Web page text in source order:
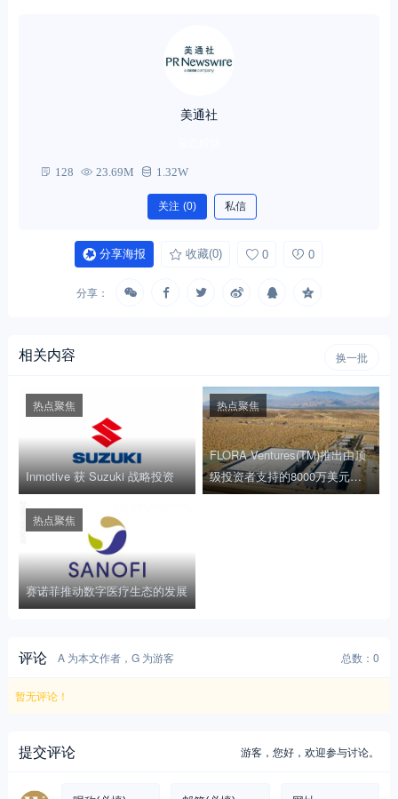
美通社
128 23.69M 1.32W
关注 (0) 私信
分享海报 收藏(0) 0 0
分享：
相关内容 换一批
Inmotive 获 Suzuki 战略投资
热点聚焦
FLORA Ventures(TM)推出由顶
级投资者支持的8000万美元基
金
热点聚焦
赛诺菲推动数字医疗生态的发展
热点聚焦
评论 A 为本文作者，G 为游客 总数：0
暂无评论！
提交评论 游客，您好，欢迎参与讨论。